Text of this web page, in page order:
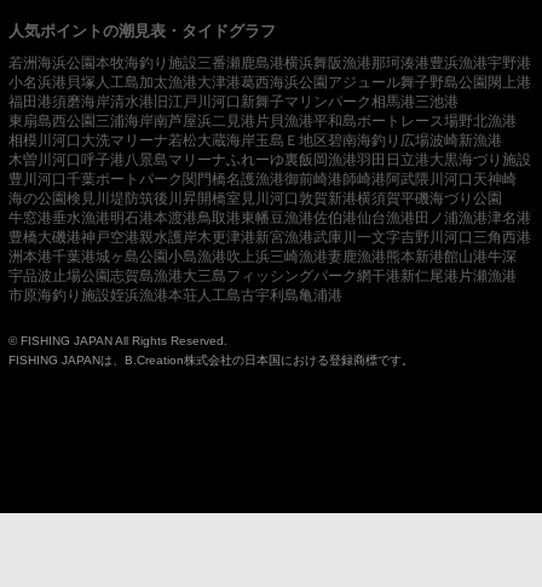
人気ポイントの潮見表・タイドグラフ
若洲海浜公園本牧海釣り施設三番瀬鹿島港横浜舞阪漁港那珂湊港豊浜漁港宇野港
小名浜港 貝塚人工島加太漁港大津港葛西海浜公園 アジュール舞子野島公園 閖上港
福田港須磨海岸清水港 旧江戸川河口 新舞子マリンパーク相馬港三池港
東扇島西公園 三浦海岸南芦屋浜二見港 片貝漁港平和島ボートレース場野北漁港
相模川河口 大洗マリーナ若松大蔵海岸玉島Ｅ地区碧南海釣り広場波崎新漁港
木曽川河口呼子港八景島マリーナふれーゆ裏飯岡漁港羽田 日立港大黒海づり施設
豊川河口千葉ポートパーク 関門橋名護漁港御前崎港師崎港 阿武隈川河口 天神崎
海の公園検見川堤防筑後川昇開橋室見川河口敦賀新港横須賀平磯海づり公園
牛窓港垂水漁港明石港本渡港鳥取港東幡豆漁港佐伯港仙台漁港 田ノ浦漁港津名港
豊橋大磯港神戸空港親水護岸木更津港新宮漁港武庫川一文字吉野川河口 三角西港
洲本港千葉港城ヶ島公園小島漁港吹上浜三崎漁港妻鹿漁港熊本新港館山港牛深
宇品波止場公園志賀島漁港大三島フィッシングパーク網干港新仁尾港 片瀬漁港
市原海釣り施設姪浜漁港本荘人工島古宇利島亀浦港
© FISHING JAPAN All Rights Reserved.
FISHING JAPANは、B.Creation株式会社の日本国における登録商標です。